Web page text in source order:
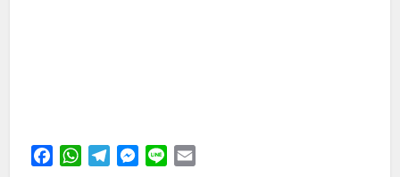
FacebookWhatsApp
TelegramMessenger
Line